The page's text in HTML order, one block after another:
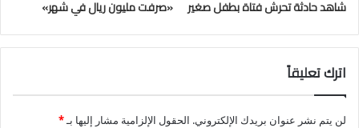
شاهد حادثة تحرش فتاة بطفل صغير «صرفت مليون ريال في شهر»
اترك تعليقاً
لن يتم نشر عنوان بريدك الإلكتروني. الحقول الإلزامية مشار إليها بـ*